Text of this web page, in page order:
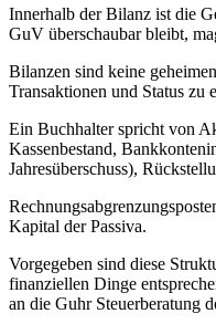
Innerhalb der Bilanz ist die
GuV überschaubar bleibt,
Bilanzen sind keine
Transaktionen und Status
Ein Buchhalter spricht von
Kassenbestand,
Jahresüberschuss),
Kapital der Passiva.
Vorgegeben sind diese
finanziellen Dinge
an die Guhr Steuerberatung